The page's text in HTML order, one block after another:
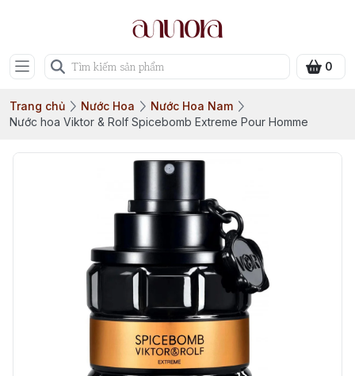
0
Trang chủ Nước Hoa
Nước Hoa Nam
Nước hoa Viktor & Rolf Spicebomb Extreme Pour Homme